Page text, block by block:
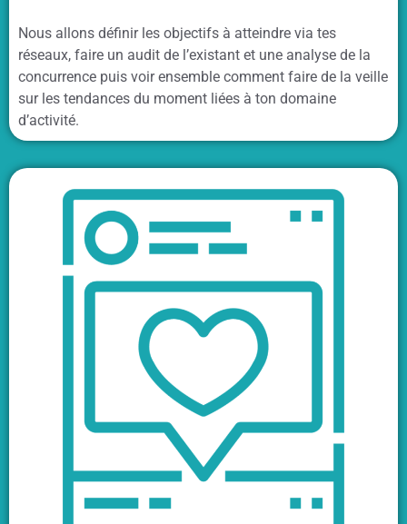
Nous allons définir les objectifs à atteindre via tes
réseaux, faire un audit de l’existant et une analyse de la
concurrence puis voir ensemble comment faire de la veille
sur les tendances du moment liées à ton domaine
d’activité.